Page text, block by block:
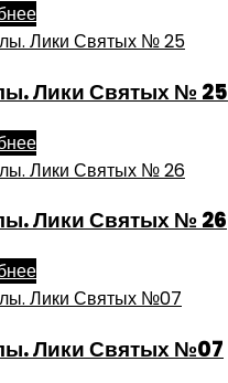
Лики Святых № 25
Лики Святых № 26
Лики Святых №07